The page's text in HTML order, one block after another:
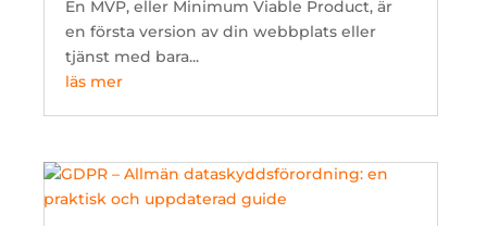
En MVP, eller Minimum Viable Product, är
en första version av din webbplats eller
tjänst med bara...
läs mer